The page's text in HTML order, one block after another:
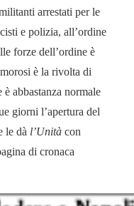
arrestati per le
e polizia, all’ordine
forze dell’ordine è
è la rivolta di
abbastanza normale
giorni l’apertura del
le dà l’Unità con
di cronaca